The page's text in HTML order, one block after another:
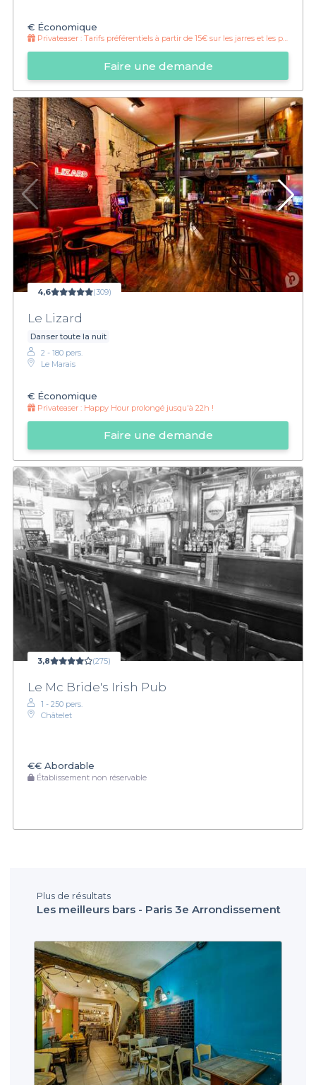
€ Économique
Privateaser : Tarifs préférentiels à partir de 15€ sur les jarres et les pichets
Faire une demande
4,6 (309)
Le Lizard
Danser toute la nuit
2 - 180 pers.
Le Marais
€ Économique
Privateaser : Happy Hour prolongé jusqu'à 22h !
Faire une demande
3,8 (275)
Le Mc Bride's Irish Pub
1 - 250 pers.
Châtelet
€€ Abordable
Établissement non réservable
Plus de résultats
Les meilleurs bars - Paris 3e Arrondissement